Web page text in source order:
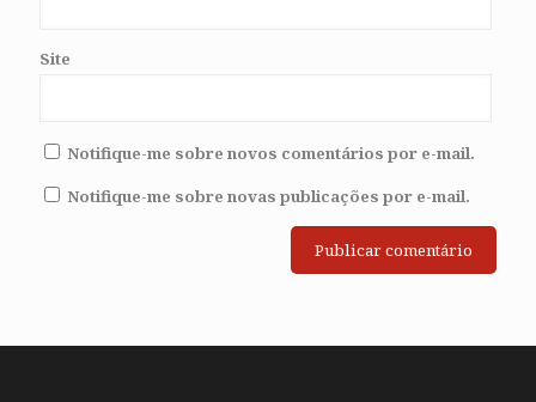
Site
Notifique-me sobre novos comentários por e-mail.
Notifique-me sobre novas publicações por e-mail.